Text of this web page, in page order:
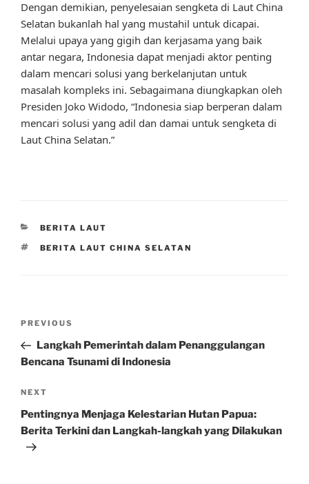
Dengan demikian, penyelesaian sengketa di Laut China
Selatan bukanlah hal yang mustahil untuk dicapai.
Melalui upaya yang gigih dan kerjasama yang baik
antar negara, Indonesia dapat menjadi aktor penting
dalam mencari solusi yang berkelanjutan untuk
masalah kompleks ini. Sebagaimana diungkapkan oleh
Presiden Joko Widodo, “Indonesia siap berperan dalam
mencari solusi yang adil dan damai untuk sengketa di
Laut China Selatan.”
CATEGORIES
BERITA LAUT
TAGS
BERITA LAUT CHINA SELATAN
Previous
Post
PREVIOUS
Langkah Pemerintah dalam Penanggulangan
Bencana Tsunami di Indonesia
Next
Post
NEXT
Pentingnya Menjaga Kelestarian Hutan Papua:
Berita Terkini dan Langkah-langkah yang Dilakukan